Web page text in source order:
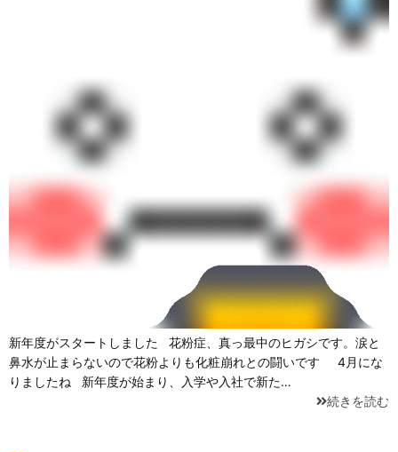
新年度がスタートしました 花粉症、真っ最中のヒガシです。涙と
鼻水が止まらないので花粉よりも化粧崩れとの闘いです 4月にな
りましたね 新年度が始まり、入学や入社で新た…
続きを読む